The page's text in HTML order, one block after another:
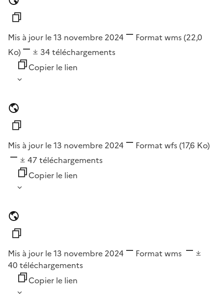
Mis à jour le 13 novembre 2024 Format wms(22,0
Ko)
34 téléchargements
Copier le lien
Mis à jour le 13 novembre 2024 Format wfs(17,6 Ko)
47 téléchargements
Copier le lien
Mis à jour le 13 novembre 2024 Format wms
40 téléchargements
Copier le lien